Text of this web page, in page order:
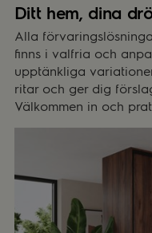
Ditt hem, dina
Alla
finns i valfria och
upptänkliga
ritar och ger dig
Välkommen in och